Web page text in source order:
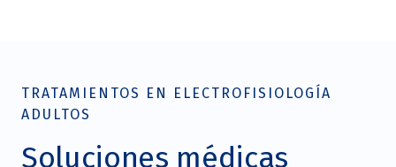
TRATAMIENTOS EN ELECTROFISIOLOGÍA
ADULTOS
Soluciones médicas